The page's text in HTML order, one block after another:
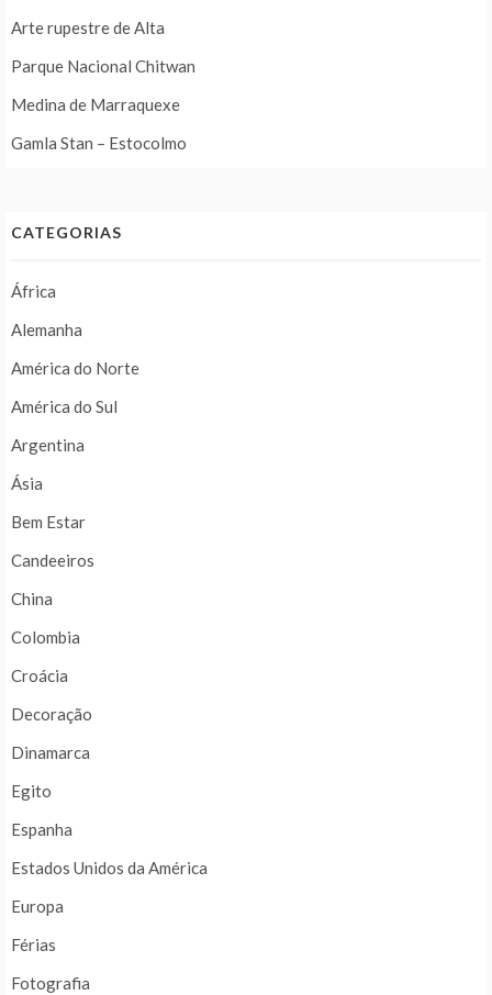
Arte rupestre de Alta
Parque Nacional Chitwan
Medina de Marraquexe
Gamla Stan – Estocolmo
CATEGORIAS
África
Alemanha
América do Norte
América do Sul
Argentina
Ásia
Bem Estar
Candeeiros
China
Colombia
Croácia
Decoração
Dinamarca
Egito
Espanha
Estados Unidos da América
Europa
Férias
Fotografia